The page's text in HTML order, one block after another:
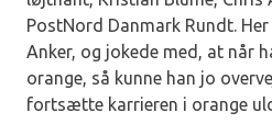
PostNord Danmark Rundt.
Anker, og jokede med, at når
orange, så kunne han jo
fortsætte karrieren i orange